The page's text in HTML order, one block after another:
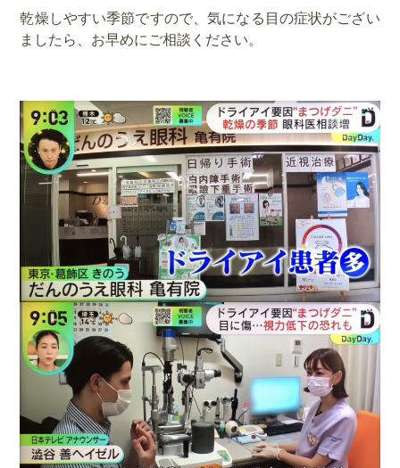
乾燥しやすい季節ですので、気になる目の症状がござい
ましたら、お早めにご相談ください。